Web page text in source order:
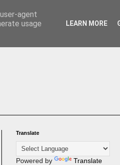
Translate
Powered by Translate
agent
usage
LEARN MORE